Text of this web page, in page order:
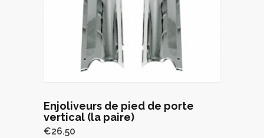
Enjoliveurs de pied de porte
vertical (la paire)
€26.50